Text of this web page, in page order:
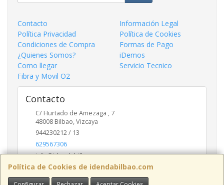
Política de Cookies de idendabilbao.com
Contacto
Información Legal
Política Privacidad
Política de Cookies
Condiciones de Compra
Formas de Pago
¿Quienes Somos?
iDemos
Como llegar
Servicio Tecnico
Fibra y Movil O2
Contacto
C/ Hurtado de Amezaga , 7
48008 Bilbao,Vizcaya
944230212 / 13
629567306
info@idendabilbao.com